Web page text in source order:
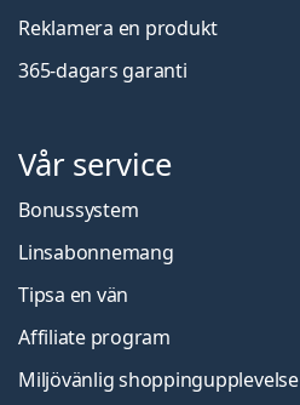
Reklamera en produkt
365-dagars garanti
Vår service
Bonussystem
Linsabonnemang
Tipsa en vän
Affiliate program
Miljövänlig shoppingupplevelse